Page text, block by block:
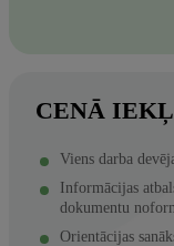
CENĀ
Viens darba
Informācijas
dokumentu
Orientācijas